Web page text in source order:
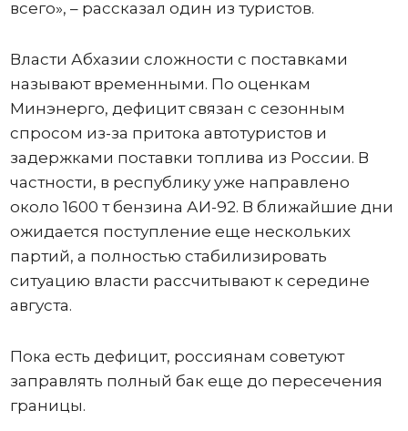
всего», – рассказал один из туристов.
Власти Абхазии сложности с поставками
называют временными. По оценкам
Минэнерго, дефицит связан с сезонным
спросом из-за притока автотуристов и
задержками поставки топлива из России. В
частности, в республику уже направлено
около 1600 т бензина АИ-92. В ближайшие дни
ожидается поступление еще нескольких
партий, а полностью стабилизировать
ситуацию власти рассчитывают к середине
августа.
Пока есть дефицит, россиянам советуют
заправлять полный бак еще до пересечения
границы.